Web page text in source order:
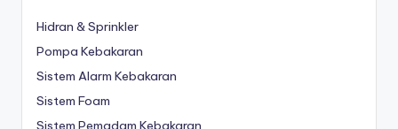
Hidran & Sprinkler
Pompa Kebakaran
Sistem Alarm Kebakaran
Sistem Foam
Sistem Pemadam Kebakaran